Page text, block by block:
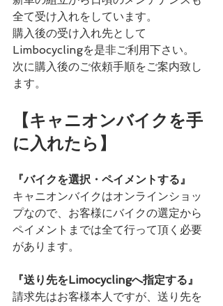
全て受け入れをしています。
購入後の受け入れ先として
Limbocyclingを是非ご利用下さい。
次に購入後のご依頼手順をご案内致し
ます。
【キャニオンバイクを手
に入れたら】
『バイクを選択・ペイメントする』
キャニオンバイクはオンラインショッ
プなので、お客様にバイクの選定から
ペイメントまでは全て行って頂く必要
があります。
『送り先をLimocyclingへ指定する』
請求先はお客様本人ですが、送り先を